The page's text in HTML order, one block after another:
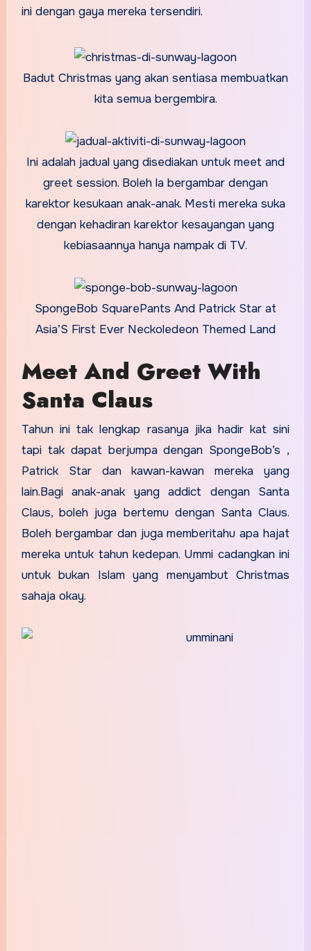
ini dengan gaya mereka tersendiri.
Badut Christmas yang akan sentiasa membuatkan
kita semua bergembira.
Ini adalah jadual yang disediakan untuk meet and
greet session. Boleh la bergambar dengan
karektor kesukaan anak-anak. Mesti mereka suka
dengan kehadiran karektor kesayangan yang
kebiasaannya hanya nampak di TV.
SpongeBob SquarePants And Patrick Star at
Asia’S First Ever Neckoledeon Themed Land
Meet And Greet With
Santa Claus
Tahun ini tak lengkap rasanya jika hadir kat sini
tapi tak dapat berjumpa dengan SpongeBob’s ,
Patrick Star dan kawan-kawan mereka yang
lain.Bagi anak-anak yang addict dengan Santa
Claus, boleh juga bertemu dengan Santa Claus.
Boleh bergambar dan juga memberitahu apa hajat
mereka untuk tahun kedepan. Ummi cadangkan ini
untuk bukan Islam yang menyambut Christmas
sahaja okay.